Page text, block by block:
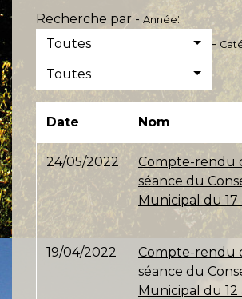
Recherche par - Année:
Toutes
-
Toutes
Date Nom
24/05/2022
Compte-rendu
séance du
Municipal du 17
19/04/2022
Compte-rendu
séance du
Municipal du 12